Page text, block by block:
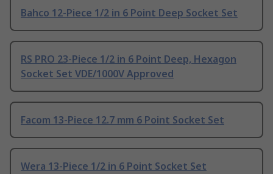
Bahco 12-Piece 1/2 in 6 Point Deep Socket Set
RS PRO 23-Piece 1/2 in 6 Point Deep, Hexagon
Socket Set VDE/1000V Approved
Facom 13-Piece 12.7 mm 6 Point Socket Set
Wera 13-Piece 1/2 in 6 Point Socket Set